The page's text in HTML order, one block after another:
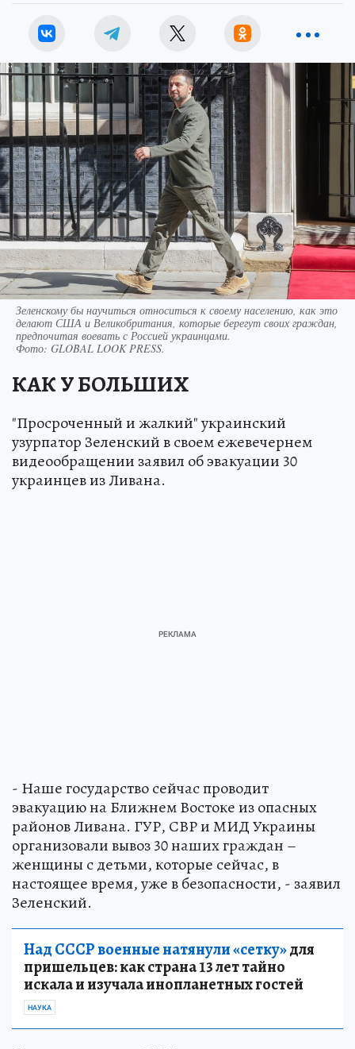
Зеленскому бы научиться относиться к своему населению, как это
делают США и Великобритания, которые берегут своих граждан,
предпочитая воевать с Россией украинцами.
Фото: GLOBAL LOOK PRESS.
КАК У БОЛЬШИХ
"Просроченный и жалкий" украинский
узурпатор Зеленский в своем ежевечернем
видеообращении заявил об эвакуации 30
украинцев из Ливана.
- Наше государство сейчас проводит
эвакуацию на Ближнем Востоке из опасных
районов Ливана. ГУР, СВР и МИД Украины
организовали вывоз 30 наших граждан –
женщины с детьми, которые сейчас, в
настоящее время, уже в безопасности, - заявил
Зеленский.
Над СССР военные натянули «сетку»для
пришельцев: как страна 13 лет тайно
искала и изучала инопланетных гостей
НАУКА